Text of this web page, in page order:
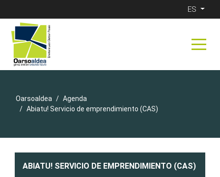
ES
Oarsoaldea
Agenda
Abiatu! Servicio de emprendimiento (CAS)
ABIATU! SERVICIO DE EMPRENDIMIENTO (CAS)